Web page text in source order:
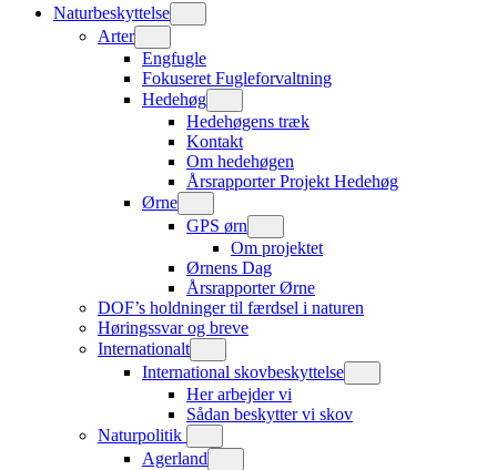
Naturbeskyttelse
Arter
Engfugle
Fokuseret Fugleforvaltning
Hedehøg
Hedehøgens træk
Kontakt
Om hedehøgen
Årsrapporter Projekt Hedehøg
Ørne
GPS ørn
Om projektet
Ørnens Dag
Årsrapporter Ørne
DOF’s holdninger til færdsel i naturen
Høringssvar og breve
Internationalt
International skovbeskyttelse
Her arbejder vi
Sådan beskytter vi skov
Naturpolitik
Agerland